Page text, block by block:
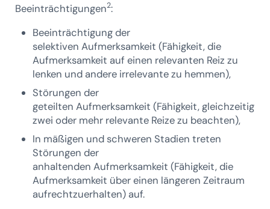
Beeinträchtigungen2:
Beeinträchtigung der
selektiven Aufmerksamkeit (Fähigkeit, die
Aufmerksamkeit auf einen relevanten Reiz zu
lenken und andere irrelevante zu hemmen),
Störungen der
geteilten Aufmerksamkeit (Fähigkeit, gleichzeitig
zwei oder mehr relevante Reize zu beachten),
In mäßigen und schweren Stadien treten
Störungen der
anhaltenden Aufmerksamkeit (Fähigkeit, die
Aufmerksamkeit über einen längeren Zeitraum
aufrechtzuerhalten) auf.